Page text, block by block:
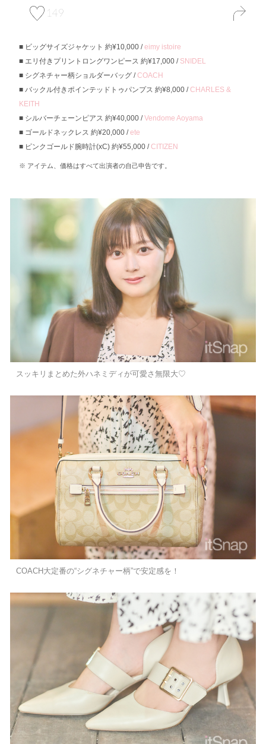
149
ビッグサイズジャケット 約¥10,000 /eimy istoire
エリ付きプリントロングワンピース 約¥17,000 / SNIDEL
シグネチャー柄ショルダーバッグ /COACH
バックル付きポインテッドトゥパンプス 約¥8,000 /CHARLES &
KEITH
シルバーチェーンピアス 約¥40,000 /Vendome Aoyama
ゴールドネックレス 約¥20,000 /ete
ピンクゴールド腕時計(xC) 約¥55,000 /CITIZEN
アイテム、価格はすべて出演者の自己申告です。
スッキリまとめた外ハネミディが可愛さ無限大♡
COACH大定番の“シグネチャー柄”で安定感を！